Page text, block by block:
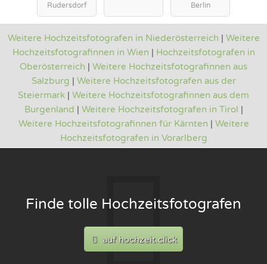
Rudersdorf Berlin
Weitere Hochzeitsfotografen in Niederösterreich | Weitere
Hochzeitsfotografinnen in Wien | Hochzeitsfotografen in
Oberösterreich | Weitere Hochzeitsfotografinnen aus
Salzburg | Weitere Hochzeitsfotografen aus der
Steiermark | Weitere Hochzeitsfotografinnen aus dem
Burgenland | Weitere Hochzeitsfotografen in Tirol |
Weitere Hochzeitsfotografinnen für Kärnten | Weitere
Hochzeitsfotografen in Vorarlberg
Finde tolle Hochzeitsfotografen
auf hochzeit.click